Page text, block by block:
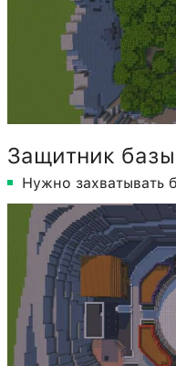
Защитник базы
Нужно захватывать